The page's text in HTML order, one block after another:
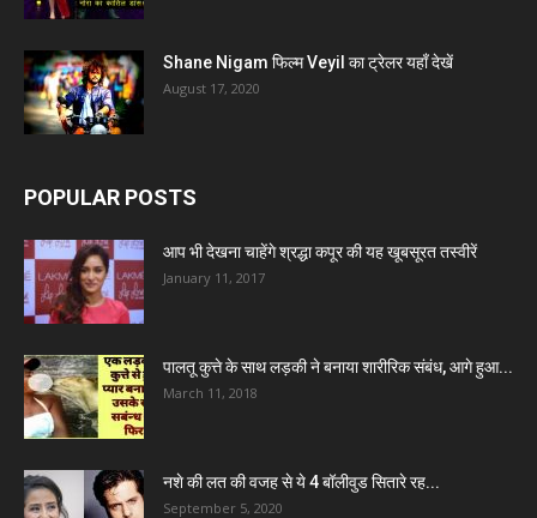
Shane Nigam फिल्म Veyil का ट्रेलर यहाँ देखें
August 17, 2020
POPULAR POSTS
आप भी देखना चाहेंगे श्रद्धा कपूर की यह खूबसूरत तस्वीरें
January 11, 2017
पालतू कुत्ते के साथ लड़की ने बनाया शारीरिक संबंध, आगे हुआ...
March 11, 2018
नशे की लत की वजह से ये 4 बॉलीवुड सितारे रह...
September 5, 2020